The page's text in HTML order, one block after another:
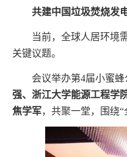
共建中国垃圾焚烧发
当前，全球人居环境
关键议题。
会议举办第4届小蜜
强、浙江大学能源工程学
焦学军，共聚一堂，围绕